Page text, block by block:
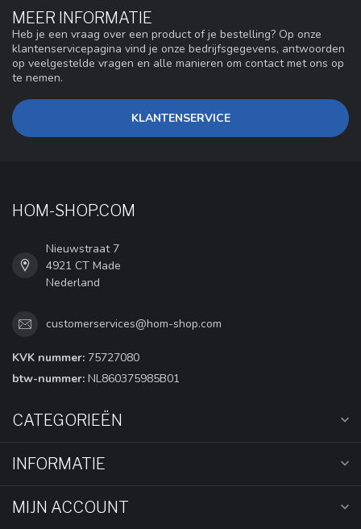
MEER INFORMATIE
Heb je een vraag over een product of je bestelling? Op onze
klantenservicepagina vind je onze bedrijfsgegevens, antwoorden
op veelgestelde vragen en alle manieren om contact met ons op
te nemen.
KLANTENSERVICE
HOM-SHOP.COM
Nieuwstraat 7
4921 CT Made
Nederland
customerservices@hom-shop.com
KVK nummer: 75727080
btw-nummer: NL860375985B01
CATEGORIEËN
INFORMATIE
MIJN ACCOUNT